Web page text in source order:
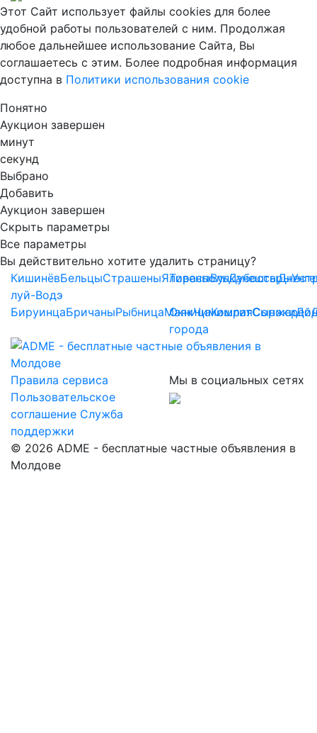
Этот Сайт использует файлы cookies для более
удобной работы пользователей с ним. Продолжая
любое дальнейшее использование Сайта, Вы
соглашаетесь с этим. Более подробная информация
доступна в Политики использования cookie
Понятно
Аукцион завершен
минут
секунд
Выбрано
Добавить
Аукцион завершен
Скрыть параметры
Все параметры
Вы действительно хотите удалить страницу?
КишинёвБельцыСтрашеныЯловеныВулканешты
луй-Водэ
ТираспольДубоссары
БируинцаБричаныРыбницаМаякЧимишлияСороки
ОкницаКомратСынжерей
города
Правила сервиса
Пользовательское
соглашение Служба
поддержки
Мы в социальных сетях
© 2026 ADME - бесплатные частные объявления в
Молдове